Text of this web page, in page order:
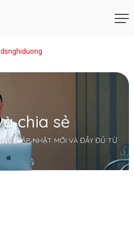
chia sẻ
CẬP NHẬT MỚI VÀ ĐẦY ĐỦ TỪ